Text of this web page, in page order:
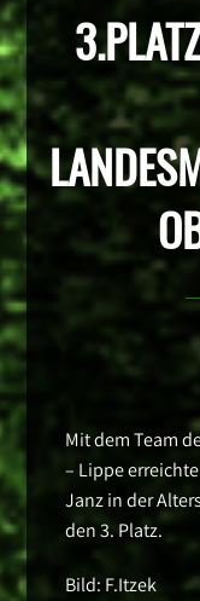
Mit dem Team
– Lippe
Janz in der
den 3. Platz.
Bild: F.Itzek